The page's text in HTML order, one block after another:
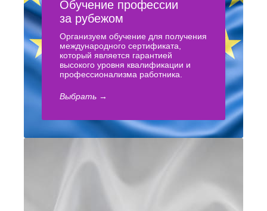
Обучение профессии
за рубежом
Организуем обучение для получения
международного сертификата,
который является гарантией
высокого уровня квалификации и
профессионализма работника.
Выбрать →